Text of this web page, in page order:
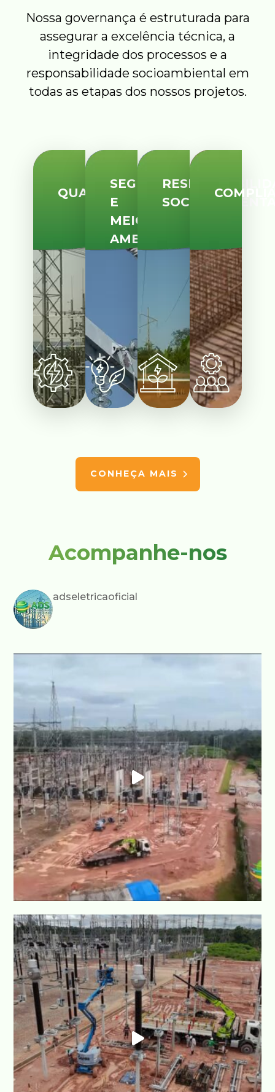
Nossa governança é estruturada para
assegurar a excelência técnica, a
integridade dos processos e a
responsabilidade socioambiental em
todas as etapas dos nossos projetos.
QUALIDADE
SEGURANÇA
E
MEIO
AMBIENTE
CONHEÇA MAIS
Acompanhe-nos
adseletricaoficial